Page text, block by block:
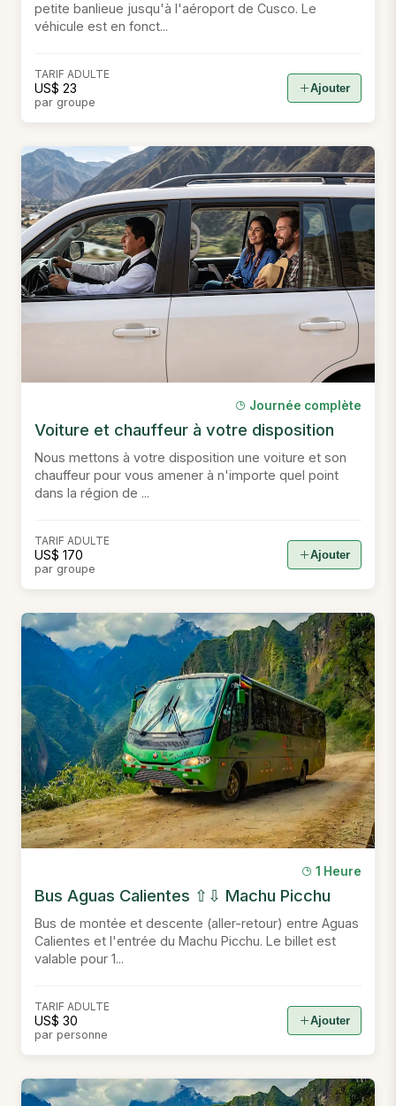
petite banlieue jusqu'à l'aéroport de Cusco. Le
véhicule est en fonct...
TARIF ADULTE
US$ 23
par groupe
Ajouter
Journée complète
Voiture et chauffeur à votre disposition
Nous mettons à votre disposition une voiture et son
chauffeur pour vous amener à n'importe quel point
dans la région de ...
TARIF ADULTE
US$ 170
par groupe
Ajouter
1 Heure
Bus Aguas Calientes ⇧⇩ Machu Picchu
Bus de montée et descente (aller-retour) entre Aguas
Calientes et l'entrée du Machu Picchu. Le billet est
valable pour 1...
TARIF ADULTE
US$ 30
par personne
Ajouter